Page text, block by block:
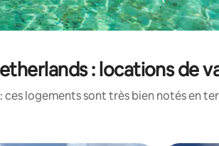
: locations de
ces logements sont très bien notés en